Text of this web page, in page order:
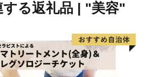
する返礼品 | "美容"